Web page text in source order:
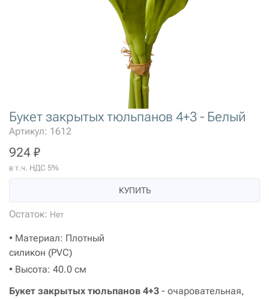
Букет закрытых тюльпанов 4+3 - Белый
Артикул: 1612
924 ₽
в т.ч. НДС 5%
КУПИТЬ
Остаток: Нет
• Материал: Плотный
силикон (PVC)
• Высота: 40.0 см
Букет закрытых тюльпанов 4+3 - очаровательная,